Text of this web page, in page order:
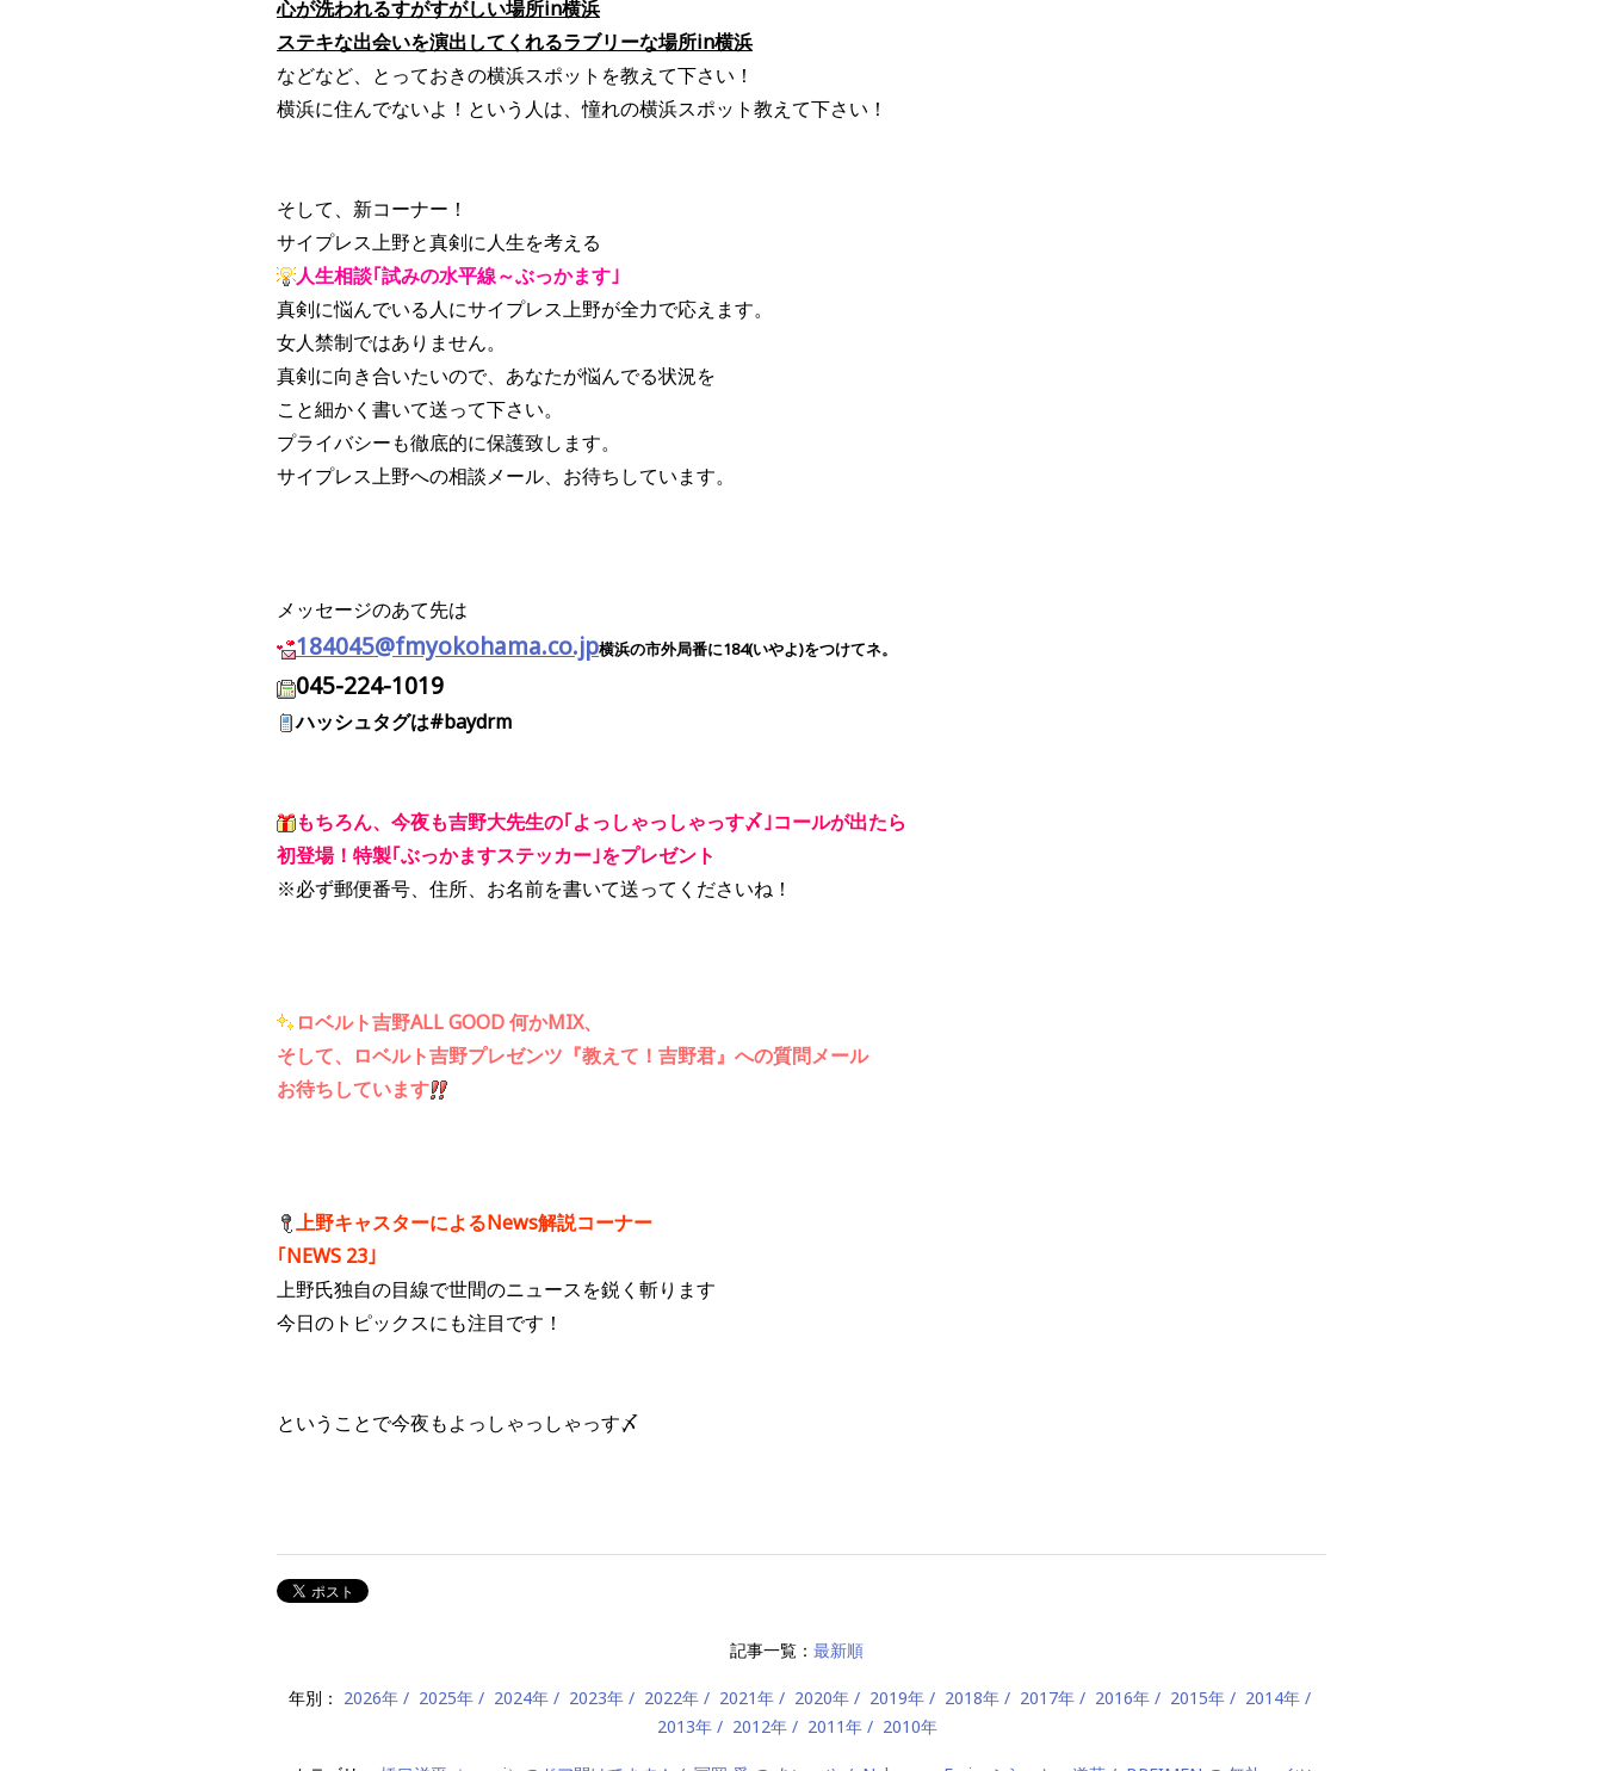
心が洗われるすがすがしい場所in横浜
ステキな出会いを演出してくれるラブリーな場所in横浜
などなど、とっておきの横浜スポットを教えて下さい！
横浜に住んでないよ！という人は、憧れの横浜スポット教えて下さい！
そして、新コーナー！
サイプレス上野と真剣に人生を考える
人生相談｢試みの水平線～ぶっかます｣
真剣に悩んでいる人にサイプレス上野が全力で応えます。
女人禁制ではありません。
真剣に向き合いたいので、あなたが悩んでる状況を
こと細かく書いて送って下さい。
プライバシーも徹底的に保護致します。
サイプレス上野への相談メール、お待ちしています。
メッセージのあて先は
184045@fmyokohama.co.jp横浜の市外局番に184(いやよ)をつけてネ。
045-224-1019
ハッシュタグは#baydrm
もちろん、今夜も吉野大先生の｢よっしゃっしゃっす〆｣コールが出たら
初登場！特製｢ぶっかますステッカー｣をプレゼント
※必ず郵便番号、住所、お名前を書いて送ってくださいね！
ロベルト吉野ALL GOOD 何かMIX、
そして、ロベルト吉野プレゼンツ『教えて！吉野君』への質問メール
お待ちしています
上野キャスターによるNews解説コーナー
｢NEWS 23｣
上野氏独自の目線で世間のニュースを鋭く斬ります
今日のトピックスにも注目です！
ということで今夜もよっしゃっしゃっす〆
記事一覧： 最新順
年別： 2026年 2025年 2024年 2023年 2022年 2021年 2020年 2019年 2018年 2017年 2016年 2015年
2014年
2013年
2012年 2011年 2010年